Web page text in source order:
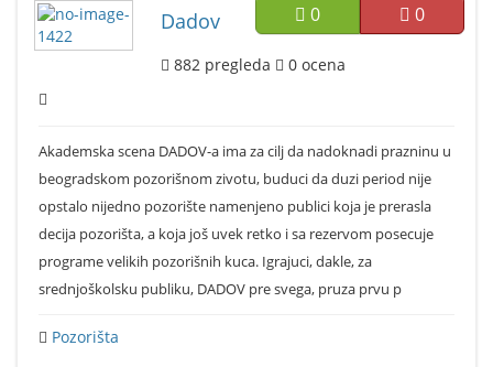
0 0
Dadov
882 pregleda 0 ocena
Akademska scena DADOV-a ima za cilj da nadoknadi prazninu u
beogradskom pozorišnom zivotu, buduci da duzi period nije
opstalo nijedno pozorište namenjeno publici koja je prerasla
decija pozorišta, a koja još uvek retko i sa rezervom posecuje
programe velikih pozorišnih kuca. Igrajuci, dakle, za
srednjoškolsku publiku, DADOV pre svega, pruza prvu p
Pozorišta